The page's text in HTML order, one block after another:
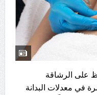
على الرشاقة
في معدلات البدانة